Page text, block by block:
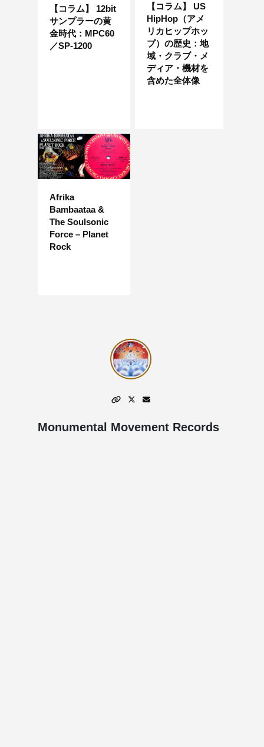
【コラム】 12bit
サンプラーの黄
金時代：MPC60
／SP-1200
【コラム】 US
HipHop（アメ
リカヒップホッ
プ）の歴史：地
域・クラブ・メ
ディア・機材を
含めた全体像
Afrika
Bambaataa &
The Soulsonic
Force – Planet
Rock
Monumental Movement Records